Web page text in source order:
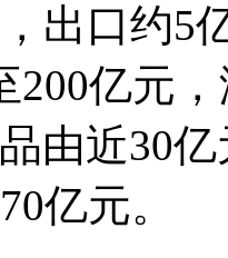
出口约5
200亿元
由近30
亿元。